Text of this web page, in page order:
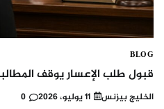
BLOG
قبول طلب الإعسار يوقف
الخليج بيزنس 11 يوليو، 2026 0